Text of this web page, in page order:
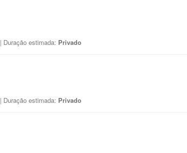
| Duração estimada: Privado
| Duração estimada: Privado